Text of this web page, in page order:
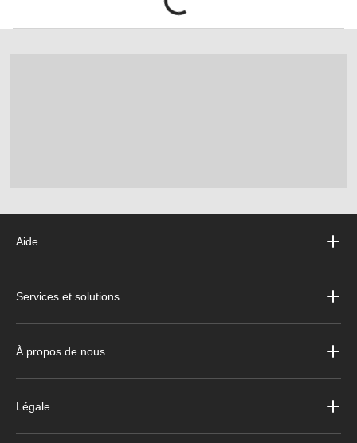
Aide
Services et solutions
À propos de nous
Légale